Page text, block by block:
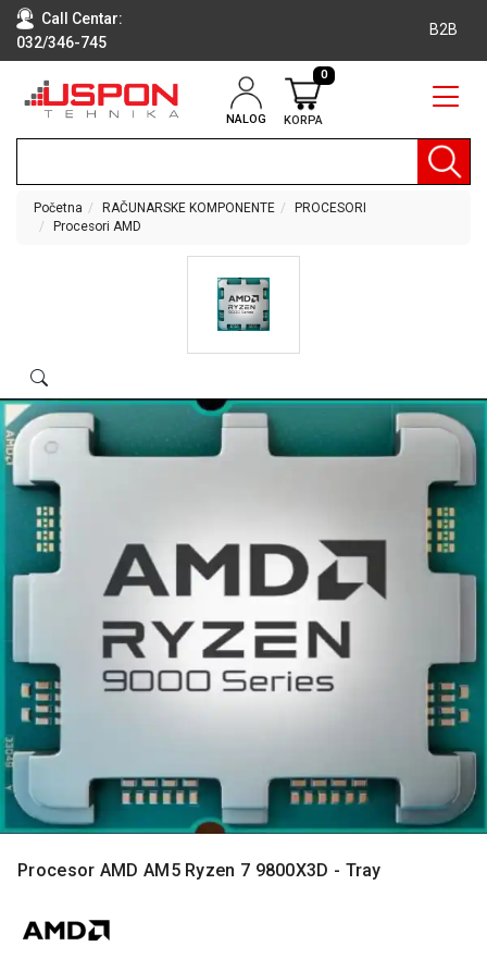
Call Centar:
032/346-745
B2B
NALOG KORPA
0
RAČUNARI
TEHNIKA
KLIME I
LAPTOP I
TABLET
RAČUNARI
MONITORI
DODATNA
OPREMA
MALI
KUĆNI
APARATI
LICA I
TELA
RAČUNARSKE
RAČUNARSKE
Početna RAČUNARSKE KOMPONENTE
PROCESORI
Procesori AMD
Procesor AMD AM5 Ryzen 7 9800X3D - Tray